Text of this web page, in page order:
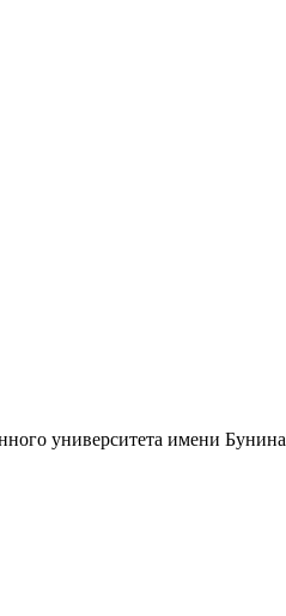
университета имени Бунина